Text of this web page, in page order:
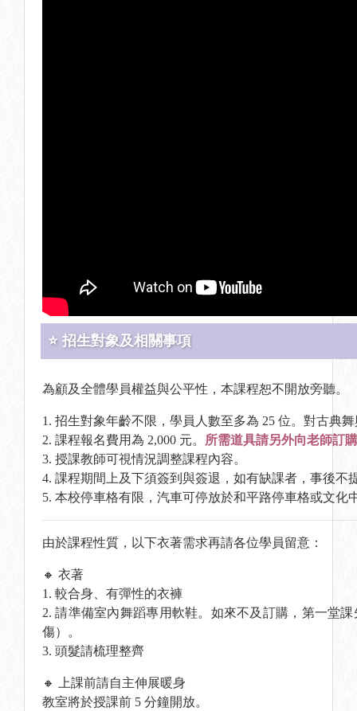
⭐ 招生對象及相關事項
為顧及全體學員權益與公平性，本課程恕不開放旁聽。
1. 招生對象年齡不限，學員人數至多為 25 位。對古典
2. 課程報名費用為 2,000 元。
所需道具請另外向老師訂
3. 授課教師可視情況調整課程內容。
4. 課程期間上及下須簽到與簽退，如有缺課者，事後不
5. 本校停車格有限，汽車可停放於和平路停車格或文
由於課程性質，以下衣著需求再請各位學員留意：
🔸 衣著
1. 較合身、有彈性的衣褲
2. 請準備室內舞蹈專用軟鞋。如來不及訂購，第一堂
傷）。
3. 頭髮請梳理整齊
🔸 上課前請自主伸展暖身
教室將於授課前 5 分鐘開放。